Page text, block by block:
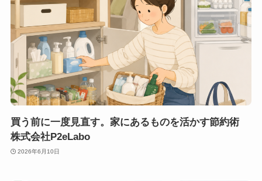
買う前に一度見直す。家にあるものを活かす節約術
株式会社P2eLabo
2026年6月10日